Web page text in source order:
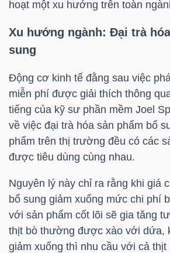
hoạt một xu hướng trên toàn
Xu hướng ngành: Đại trà
sung
Động cơ kinh tế đằng sau việc
miễn phí được giải thích thông
tiếng của kỹ sư phần mềm Joel
về việc đại trà hóa sản phẩm bổ
phẩm trên thị trường đều có các
được tiêu dùng cùng nhau.
Nguyên lý này chỉ ra rằng khi giá
bổ sung giảm xuống mức chi phí
với sản phẩm cốt lõi sẽ gia tăng
thịt bò thường được xào với dứa,
giảm xuống thì nhu cầu với cả thịt
YẾU
TIÊU
DÙNG
THIẾT
YẾU
CHĂM
SÓC
SỨC
KHỎE